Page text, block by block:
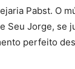
Pabst. O
Seu Jorge, se
perfeito